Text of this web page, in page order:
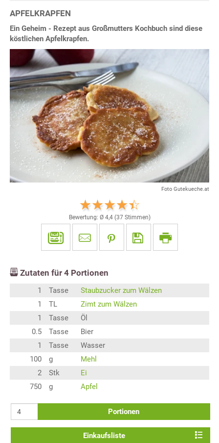
APFELKRAPFEN
Ein Geheim - Rezept aus Großmutters Kochbuch sind diese
köstlichen Apfelkrapfen.
Foto Gutekueche.at
Bewertung: Ø 4,4(37Stimmen)
Zutaten für 4 Portionen
1 Tasse
Staubzucker zum Wälzen
1
TL
Zimt zum Wälzen
1
Tasse
Öl
0.5
Tasse
Bier
1
Tasse
Wasser
100
g
Mehl
2
Stk
Ei
750
g Apfel
Portionen
Einkaufsliste